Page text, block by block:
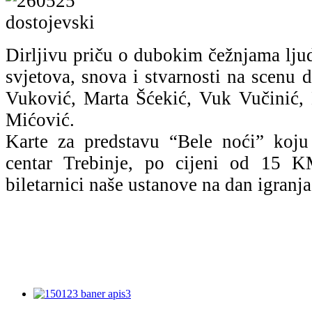
Dirljivu priču o dubokim čežnjama
svjetova, snova i stvarnosti na scenu
Vuković, Marta Šćekić, Vuk
Mićović.
Karte za predstavu “Bele noći”
centar Trebinje, po cijeni od 15
biletarnici naše ustanove na dan